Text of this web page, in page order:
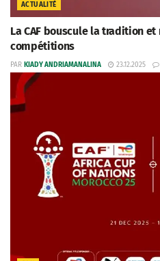
ACTUALITÉ
La CAF bouscule la tradition
compétitions
PAR KIADY ANDRIAMANALINA 23.12.2025